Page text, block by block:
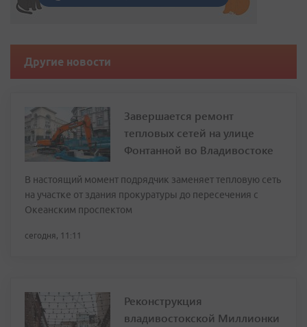
Другие новости
Завершается ремонт
тепловых сетей на улице
Фонтанной во Владивостоке
В настоящий момент подрядчик заменяет тепловую сеть
на участке от здания прокуратуры до пересечения с
Океанским проспектом
сегодня, 11:11
Реконструкция
владивостокской Миллионки